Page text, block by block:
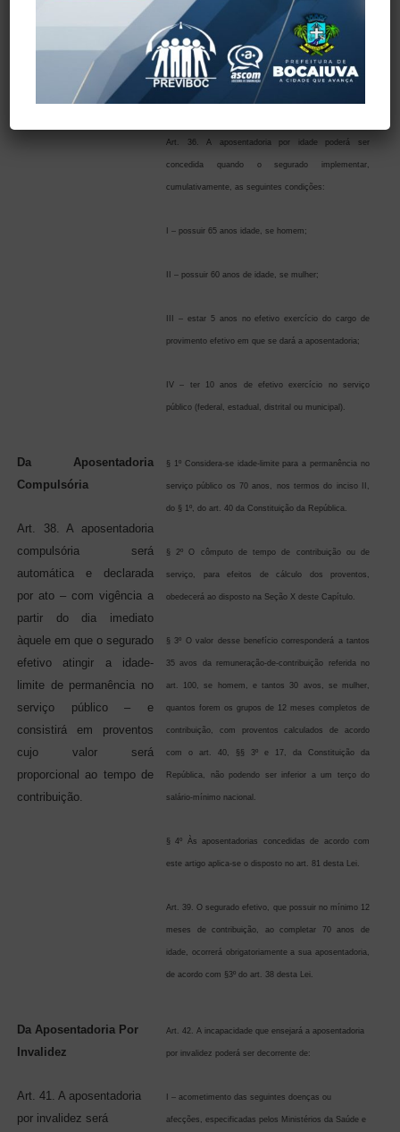
proventos calculados de acordo com o art. 40, §§ 3º e
17, da Constituição da República.
§ 3º Às aposentadorias concedidas de acordo com
este artigo aplica-se o disposto no art. 81 desta Lei.
Art. 36. A aposentadoria por idade poderá ser
concedida quando o segurado implementar,
cumulativamente, as seguintes condições:
I – possuir 65 anos idade, se homem;
II – possuir 60 anos de idade, se mulher;
III – estar 5 anos no efetivo exercício do cargo de
provimento efetivo em que se dará a aposentadoria;
IV – ter 10 anos de efetivo exercício no serviço
público (federal, estadual, distrital ou municipal).
Da Aposentadoria
Compulsória
Art. 38. A aposentadoria
compulsória será
automática e declarada
por ato – com vigência a
partir do dia imediato
àquele em que o segurado
efetivo atingir a idade-
limite de permanência no
serviço público – e
consistirá em proventos
cujo valor será
proporcional ao tempo de
contribuição.
§ 1º Considera-se idade-limite para a permanência no
serviço público os 70 anos, nos termos do inciso II,
do § 1º, do art. 40 da Constituição da República.
§ 2º O cômputo de tempo de contribuição ou de
serviço, para efeitos de cálculo dos proventos,
obedecerá ao disposto na Seção X deste Capítulo.
§ 3º O valor desse benefício corresponderá a tantos
35 avos da remuneração-de-contribuição referida no
art. 100, se homem, e tantos 30 avos, se mulher,
quantos forem os grupos de 12 meses completos de
contribuição, com proventos calculados de acordo
com o art. 40, §§ 3º e 17, da Constituição da
República, não podendo ser inferior a um terço do
salário-mínimo nacional.
§ 4º Às aposentadorias concedidas de acordo com
este artigo aplica-se o disposto no art. 81 desta Lei.
Art. 39. O segurado efetivo, que possuir no mínimo 12
meses de contribuição, ao completar 70 anos de
idade, ocorrerá obrigatoriamente a sua aposentadoria,
de acordo com §3º do art. 38 desta Lei.
Da Aposentadoria Por
Invalidez
Art. 41. A aposentadoria
por invalidez será
Art. 42. A incapacidade que ensejará a aposentadoria
por invalidez poderá ser decorrente de:
I – acometimento das seguintes doenças ou
afecções, especificadas pelos Ministérios da Saúde e